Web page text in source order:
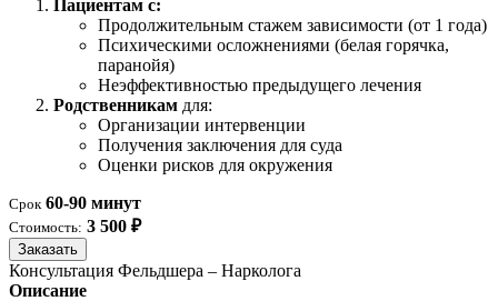
Пациентам с:
Продолжительным стажем зависимости (от 1 года)
Психическими осложнениями (белая горячка,
паранойя)
Неэффективностью предыдущего лечения
Родственникам для:
Организации интервенции
Получения заключения для суда
Оценки рисков для окружения
Срок 60-90 минут
Стоимость: 3 500 ₽
Заказать
Консультация Фельдшера – Нарколога
Описание